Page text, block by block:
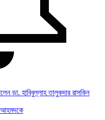
ডা. হাবিবুল্লাহ তালুকদার রাসকিন
আহমদকে